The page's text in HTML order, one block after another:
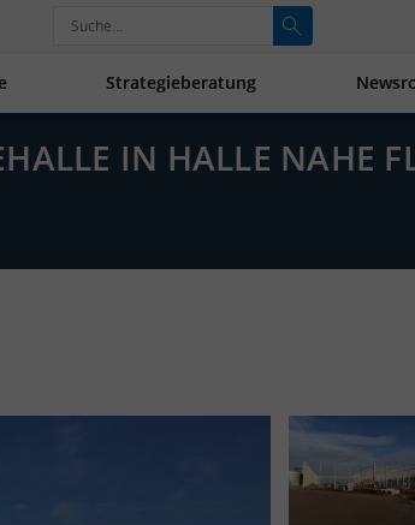
Strategieberatung
IN HALLE NAHE